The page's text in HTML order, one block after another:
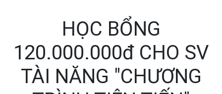
HỌC BỔNG
120.000.000đ CHO SV
TÀI NĂNG "CHƯƠNG